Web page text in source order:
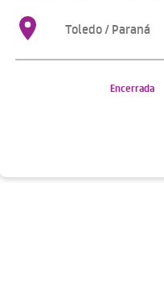
Toledo / Paraná
Encerrada